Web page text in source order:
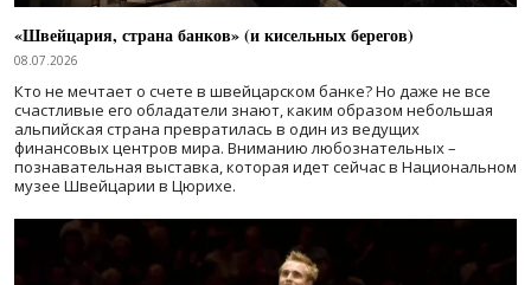
«Швейцария, страна банков» (и кисельных берегов)
08.07.2026
Кто не мечтает о счете в швейцарском банке? Но даже не все
счастливые его обладатели знают, каким образом небольшая
альпийская страна превратилась в один из ведущих
финансовых центров мира. Вниманию любознательных –
познавательная выставка, которая идет сейчас в Национальном
музее Швейцарии в Цюрихе.